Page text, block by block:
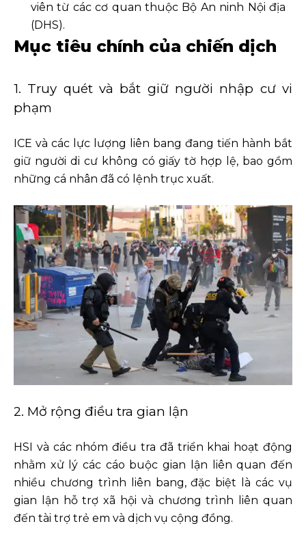
viên từ các cơ quan thuộc Bộ An ninh Nội địa
(DHS).
Mục tiêu chính của chiến dịch
1. Truy quét và bắt giữ người nhập cư vi
phạm
ICE và các lực lượng liên bang đang tiến hành bắt
giữ người di cư không có giấy tờ hợp lệ, bao gồm
những cá nhân đã có lệnh trục xuất.
2. Mở rộng điều tra gian lận
HSI và các nhóm điều tra đã triển khai hoạt động
nhằm xử lý các cáo buộc gian lận liên quan đến
nhiều chương trình liên bang, đặc biệt là các vụ
gian lận hỗ trợ xã hội và chương trình liên quan
đến tài trợ trẻ em và dịch vụ cộng đồng.